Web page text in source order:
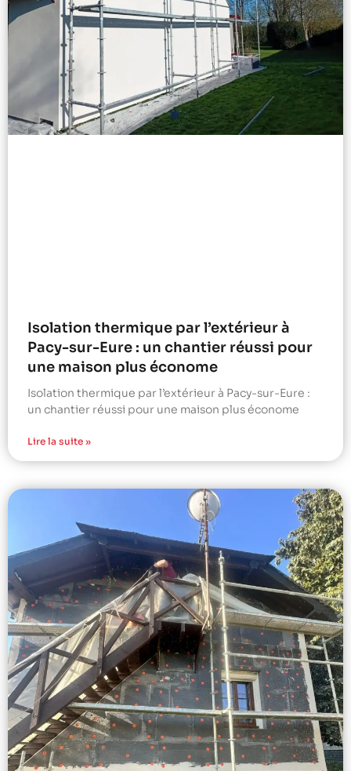
Isolation thermique par l’extérieur à
Pacy-sur-Eure : un chantier réussi pour
une maison plus économe
Isolation thermique par l’extérieur à Pacy-sur-Eure :
un chantier réussi pour une maison plus économe
Lire la suite »